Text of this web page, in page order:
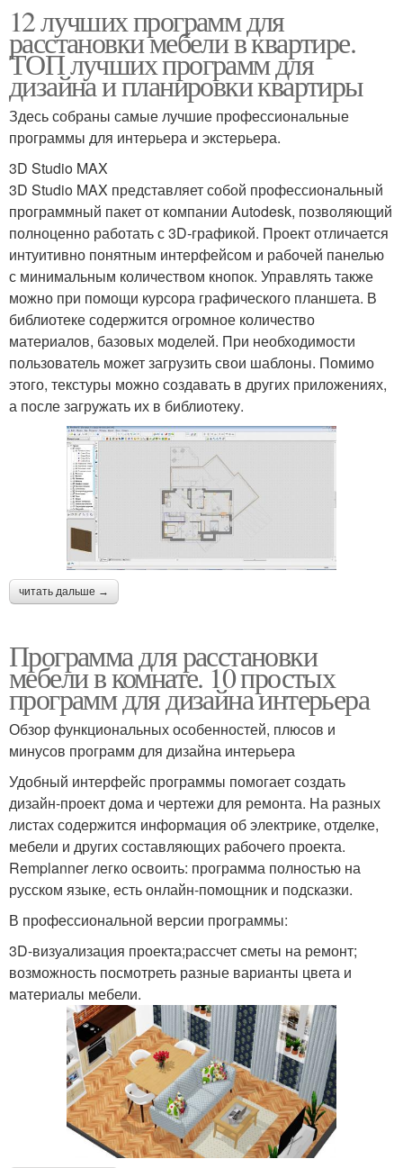
12 лучших программ для
расстановки мебели в квартире.
ТОП лучших программ для
дизайна и планировки квартиры
Здесь собраны самые лучшие профессиональные
программы для интерьера и экстерьера.
3D Studio MAX
3D Studio MAX представляет собой профессиональный
программный пакет от компании Autodesk, позволяющий
полноценно работать с 3D-графикой. Проект отличается
интуитивно понятным интерфейсом и рабочей панелью
с минимальным количеством кнопок. Управлять также
можно при помощи курсора графического планшета. В
библиотеке содержится огромное количество
материалов, базовых моделей. При необходимости
пользователь может загрузить свои шаблоны. Помимо
этого, текстуры можно создавать в других приложениях,
а после загружать их в библиотеку.
читать дальше →
Программа для расстановки
мебели в комнате. 10 простых
программ для дизайна интерьера
Обзор функциональных особенностей, плюсов и
минусов программ для дизайна интерьера
Удобный интерфейс программы помогает создать
дизайн-проект дома и чертежи для ремонта. На разных
листах содержится информация об электрике, отделке,
мебели и других составляющих рабочего проекта.
Remplanner легко освоить: программа полностью на
русском языке, есть онлайн-помощник и подсказки.
В профессиональной версии программы:
3D-визуализация проекта;рассчет сметы на ремонт;
возможность посмотреть разные варианты цвета и
материалы мебели.